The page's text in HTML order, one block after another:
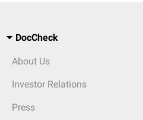
DocCheck
About Us
Investor Relations
Press